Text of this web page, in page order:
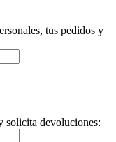
tus pedidos y
solicita devoluciones: